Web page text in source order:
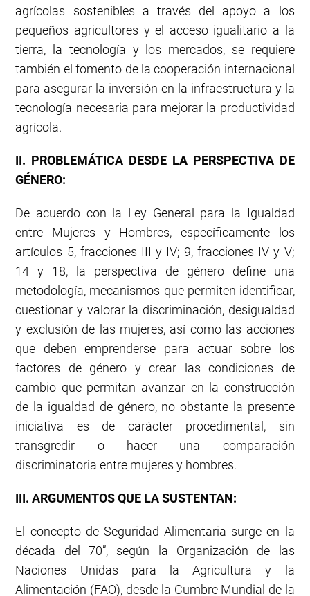
agrícolas sostenibles a través del apoyo a los
pequeños agricultores y el acceso igualitario a la
tierra, la tecnología y los mercados, se requiere
también el fomento de la cooperación internacional
para asegurar la inversión en la infraestructura y la
tecnología necesaria para mejorar la productividad
agrícola.
II. PROBLEMÁTICA DESDE LA PERSPECTIVA DE
GÉNERO:
De acuerdo con la Ley General para la Igualdad
entre Mujeres y Hombres, específicamente los
artículos 5, fracciones III y IV; 9, fracciones IV y V;
14 y 18, la perspectiva de género define una
metodología, mecanismos que permiten identificar,
cuestionar y valorar la discriminación, desigualdad
y exclusión de las mujeres, así como las acciones
que deben emprenderse para actuar sobre los
factores de género y crear las condiciones de
cambio que permitan avanzar en la construcción
de la igualdad de género, no obstante la presente
iniciativa es de carácter procedimental, sin
transgredir o hacer una comparación
discriminatoria entre mujeres y hombres.
III. ARGUMENTOS QUE LA SUSTENTAN:
El concepto de Seguridad Alimentaria surge en la
década del 70”, según la Organización de las
Naciones Unidas para la Agricultura y la
Alimentación (FAO), desde la Cumbre Mundial de la